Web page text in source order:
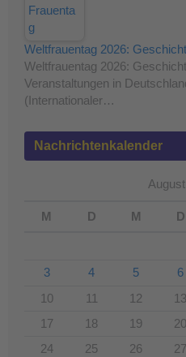
Weltfrauentag 2026:
Weltfrauentag 2026:
Veranstaltungen in
(Internationaler…
Nachrichtenkalender
M D M D
3
4 5 6
10
11 12 13
17
18 19 20
24
25 26 27